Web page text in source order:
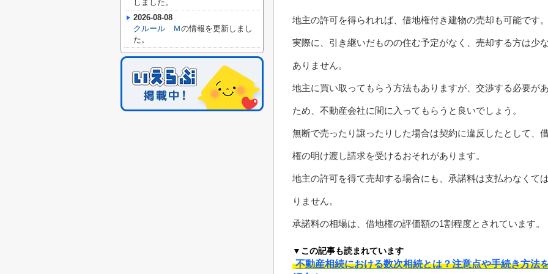
地主の許可を得られれば、借地権付き建物の売却も可能です。
実際に、引き継いだものの住む予定がなく、売却する方は少な
ありません。
地主に買い取ってもらう方法もありますが、交渉する必要が
ため、不動産会社に間に入ってもらうと良いでしょう。
無断で売ったり譲ったりした場合は契約に違反したとして、
権の明け渡し請求を受けるおそれがあります。
地主の許可を得て売却する場合にも、承諾料は支払わなくて
りません。
承諾料の相場は、借地権の評価額の1割程度とされています。
▼この記事も読まれています
不動産相続における数次相続とは？注意点や手続き方法
しました。
2026-08-08
クルール Ｍの情報を更新しまし
た。